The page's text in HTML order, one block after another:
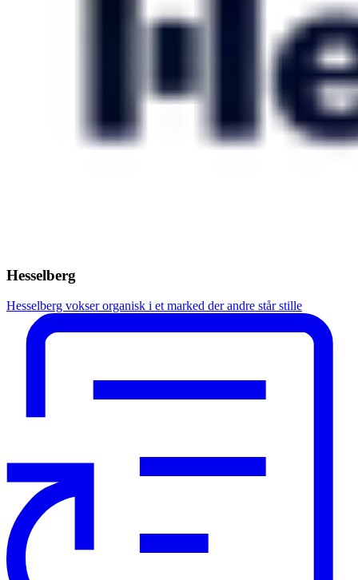
Hesselberg
Hesselberg vokser organisk i et marked der andre står stille